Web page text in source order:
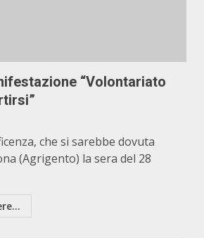
“Volontariato
che si sarebbe dovuta
(Agrigento) la sera del 28